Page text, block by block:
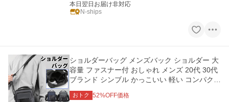
本日翌日お届け非対応
N-ships
ショルダーバッグ メンズバック ショルダー 大
容量 ファスナー付 おしゃれ メンズ 20代 30代
ブランド シンブル かっこいい 軽い コンパクト
撥水生地 運動 通勤
おトク 52%OFF価格